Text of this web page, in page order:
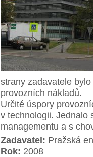
strany zadavatele
provozních nákladů.
Určité úspory
v technologii. Jednalo
managementu a s
Zadavatel: Pražská
Rok: 2008